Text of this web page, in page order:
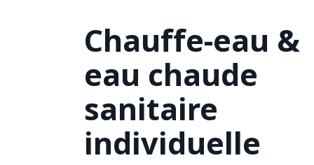
Chauffe-eau &
eau chaude
sanitaire
individuelle